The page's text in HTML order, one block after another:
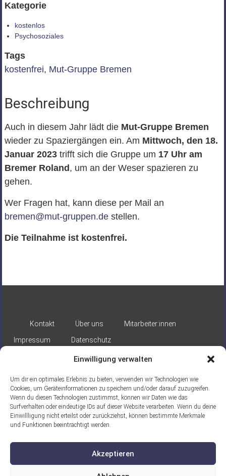
Einwilligung verwalten
Um dir ein optimales Erlebnis zu bieten, verwenden wir Technologien wie
Cookies, um Geräteinformationen zu speichern und/oder darauf zuzugreifen.
Wenn du diesen Technologien zustimmst, können wir Daten wie das
Surfverhalten oder eindeutige IDs auf dieser Website verarbeiten. Wenn du deine
Einwillligung nicht erteilst oder zurückziehst, können bestimmte Merkmale
und Funktionen beeinträchtigt werden.
Akzeptieren
Kategorie
kostenlos
Psychosoziales
Tags
kostenfrei, Mut-Gruppe Bremen
Beschreibung
Auch in diesem Jahr lädt die Mut-Gruppe Bremen
wieder zu Spaziergängen ein. Am Mittwoch, den 18.
Januar 2023trifft sich die Gruppe um 17 Uhr am
Bremer Roland , um an der Weser spazieren zu
gehen.
Wer Fragen hat, kann diese per Mail an
bremen@mut-gruppen.destellen.
Die Teilnahme ist kostenfrei.
Kontakt Über uns
Mitarbeiter:innen
Impressum
Datenschutz
Gefördert durch: